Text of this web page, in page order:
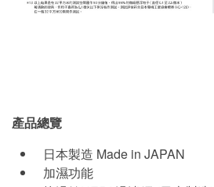
產品總覽
日本製造 Made in JAPAN
加濕功能